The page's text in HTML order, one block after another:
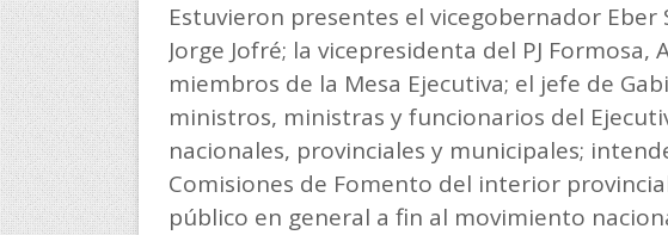
Estuvieron presentes el vicegobernador
Jorge Jofré; la vicepresidenta del PJ Formosa,
miembros de la Mesa Ejecutiva; el jefe de
ministros, ministras y funcionarios del
nacionales, provinciales y municipales;
Comisiones de Fomento del interior
público en general a fin al movimiento